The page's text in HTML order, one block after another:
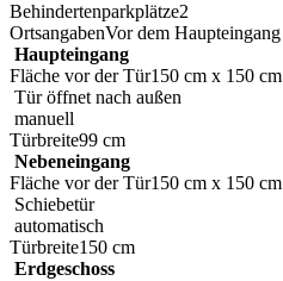
Behindertenparkplätze2
OrtsangabenVor dem Haupteingang
Haupteingang
Fläche vor der Tür150 cm x 150 cm
Tür öffnet nach außen
manuell
Türbreite99 cm
Nebeneingang
Fläche vor der Tür150 cm x 150 cm
Schiebetür
automatisch
Türbreite150 cm
Erdgeschoss